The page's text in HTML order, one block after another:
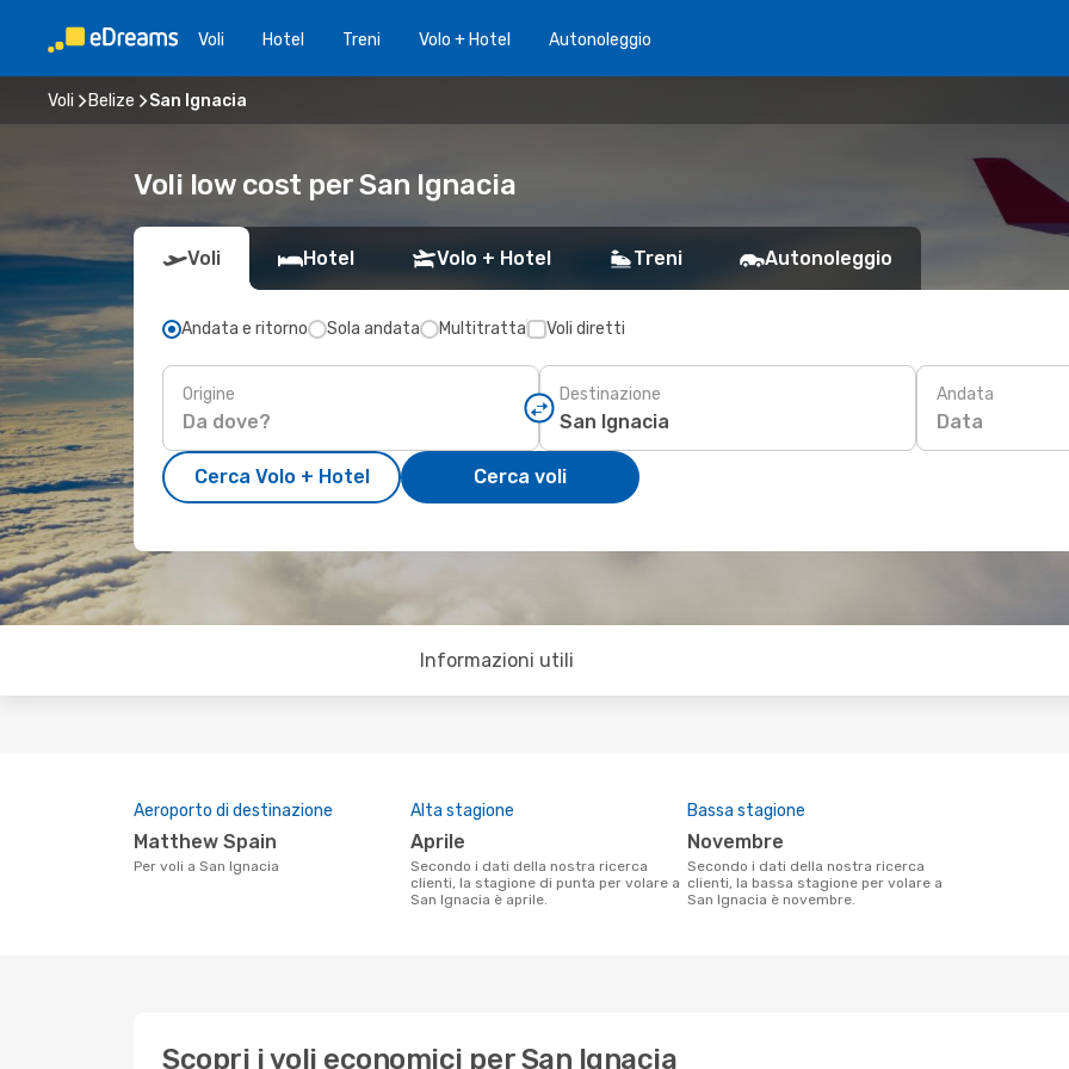
Voli Hotel Treni Volo + Hotel Autonoleggio
Voli Belize San Ignacia
Voli low cost per San Ignacia
Voli Hotel Volo + Hotel Treni Autonoleggio
Andata e ritorno Sola andata Multitratta Voli diretti
Origine Destinazione Andata
Data
Cerca Volo + Hotel Cerca voli
Informazioni utili
Aeroporto di destinazione
Matthew Spain
Per voli a San Ignacia
Alta stagione
aprile
Secondo i dati della nostra ricerca
clienti, la stagione di punta per volare a
San Ignacia è aprile.
Bassa stagione
novembre
Secondo i dati della nostra ricerca
clienti, la bassa stagione per volare a
San Ignacia è novembre.
Scopri i voli economici per San Ignacia